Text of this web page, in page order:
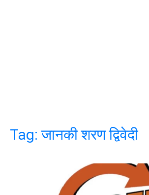
Tag:जानकी शरण द्विवेदी